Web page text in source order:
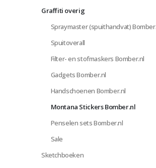
Graffiti overig
Spraymaster (spuithandvat)
Spuitoverall
Filter- en stofmaskers Bomber.nl
Gadgets Bomber.nl
Handschoenen Bomber.nl
Montana Stickers Bomber.nl
Penselen sets Bomber.nl
Sale
Sketchboeken